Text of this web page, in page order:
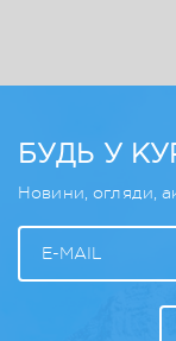
БУДЬ У
Новини, огляди,